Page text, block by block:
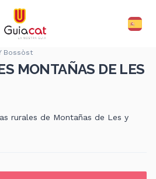
Bossòst
MONTAÑAS DE LES
rurales de Montañas de Les y